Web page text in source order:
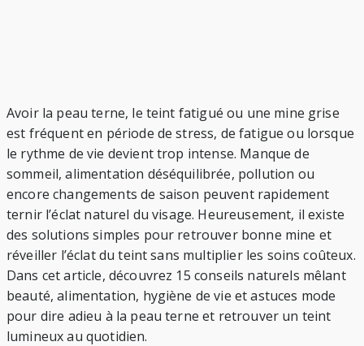
Avoir la peau terne, le teint fatigué ou une mine grise
est fréquent en période de stress, de fatigue ou lorsque
le rythme de vie devient trop intense. Manque de
sommeil, alimentation déséquilibrée, pollution ou
encore changements de saison peuvent rapidement
ternir l’éclat naturel du visage. Heureusement, il existe
des solutions simples pour retrouver bonne mine et
réveiller l’éclat du teint sans multiplier les soins coûteux.
Dans cet article, découvrez 15 conseils naturels mêlant
beauté, alimentation, hygiène de vie et astuces mode
pour dire adieu à la peau terne et retrouver un teint
lumineux au quotidien.